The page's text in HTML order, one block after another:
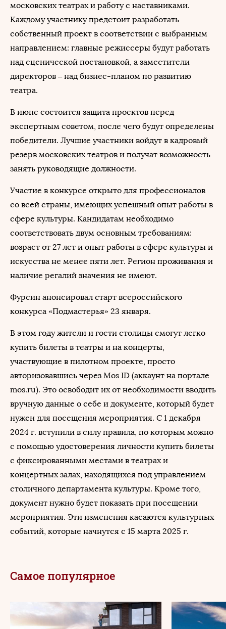
московских театрах и работу с наставниками.
Каждому участнику предстоит разработать
собственный проект в соответствии с выбранным
направлением: главные режиссеры будут работать
над сценической постановкой, а заместители
директоров – над бизнес-планом по развитию
театра.
В июне состоится защита проектов перед
экспертным советом, после чего будут определены
победители. Лучшие участники войдут в кадровый
резерв московских театров и получат возможность
занять руководящие должности.
Участие в конкурсе открыто для профессионалов
со всей страны, имеющих успешный опыт работы в
сфере культуры. Кандидатам необходимо
соответствовать двум основным требованиям:
возраст от 27 лет и опыт работы в сфере культуры и
искусства не менее пяти лет. Регион проживания и
наличие регалий значения не имеют.
Фурсин анонсировал старт всероссийского
конкурса «Подмастерья» 23 января.
В этом году жители и гости столицы смогут легко
купить билеты в театры и на концерты,
участвующие в пилотном проекте, просто
авторизовавшись через Mos ID (аккаунт на портале
mos.ru). Это освободит их от необходимости вводить
вручную данные о себе и документе, который будет
нужен для посещения мероприятия. С 1 декабря
2024 г. вступили в силу правила, по которым можно
с помощью удостоверения личности купить билеты
с фиксированными местами в театрах и
концертных залах, находящихся под управлением
столичного департамента культуры. Кроме того,
документ нужно будет показать при посещении
мероприятия. Эти изменения касаются культурных
событий, которые начнутся с 15 марта 2025 г.
Самое популярное